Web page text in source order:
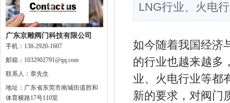
广东京雕阀门科技有限公司
手机：138-2920-1607
邮箱：1032902791@qq.com
联系人：章先生
地址：广东省东莞市南城街道胜和
体育横路17号110室
LNG行业、火电
如今随着我国经济
的行业也越来越多
业、火电行业等都
新的要求，对阀门